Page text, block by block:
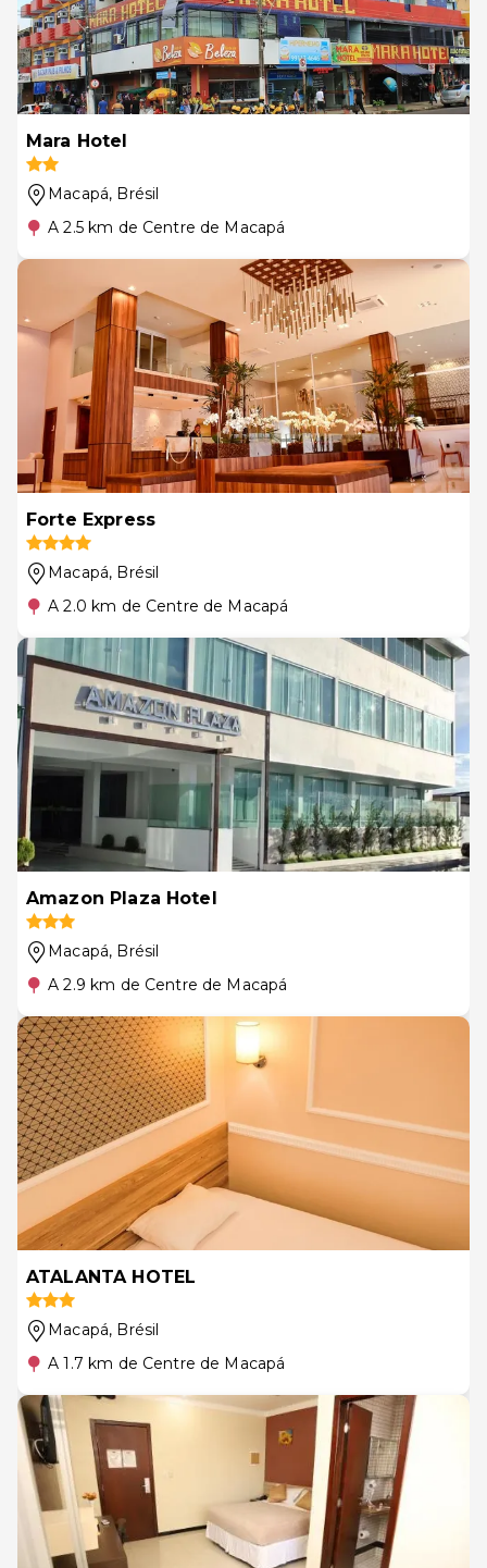
Mara Hotel
Macapá, Brésil
A 2.5 km de Centre de Macapá
Forte Express
Macapá, Brésil
A 2.0 km de Centre de Macapá
Amazon Plaza Hotel
Macapá, Brésil
A 2.9 km de Centre de Macapá
ATALANTA HOTEL
Macapá, Brésil
A 1.7 km de Centre de Macapá